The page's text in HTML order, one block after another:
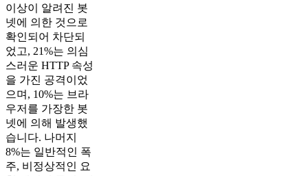
이상이 알려진 봇
넷에 의한 것으로
확인되어 차단되
었고, 21%는 의심
스러운 HTTP 속성
을 가진 공격이었
으며, 10%는 브라
우저를 가장한 봇
넷에 의해 발생했
습니다. 나머지
8%는 일반적인 폭
주, 비정상적인 요